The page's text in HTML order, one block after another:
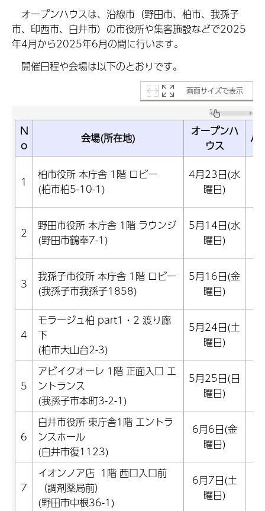
オープンハウスは、沿線市（野田市、柏市、我孫子
市、印西市、白井市）の市役所や集客施設などで2025
年4月から2025年6月の間に行います。
開催日程や会場は以下のとおりです。
画面サイズで表示
N
o
会場(所在地)
オープンハ
ウス
パ
1
柏市役所 本庁舎 1階 ロビー
(柏市柏5-10-1)
4月23日(水
曜日)
2
野田市役所 本庁舎 1階 ラウンジ
(野田市鶴奉7-1)
5月14日(水
曜日)
3
我孫子市役所 本庁舎 1階 ロビー
(我孫子市我孫子1858)
5月16日(金
曜日)
4
モラージュ柏 part1・2 渡り廊
下
(柏市大山台2-3)
5月24日(土
曜日)
5
アビイクオーレ 1階 正面入口 エ
ントランス
(我孫子市本町3-2-1)
5月25日(日
曜日)
6
白井市役所 東庁舎1階 エントラ
ンスホール
(白井市復1123)
6月6日(金
曜日)
7
イオンノア店 1階 西口入口前
（調剤薬局前）
(野田市中根36-1)
6月7日(土
曜日)